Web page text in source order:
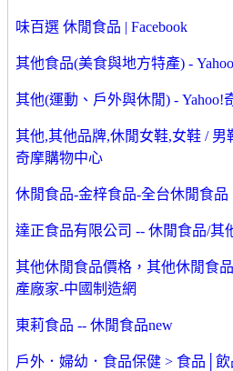
味百選 休閒食品 | Facebook
其他食品(美食與地方特產) -
其他(運動、戶外與休閒) - Yahoo!
其他,其他品牌,休閒女鞋,女鞋 / 男
奇摩購物中心
休閒食品-金梓食品-全台休閒食品
達正食品有限公司 -- 休閒食品/其
其他休閒食品價格，其他休閒食
產廠家-中國制造網
東莉食品 -- 休閒食品new
戶外．婦幼．食品保健 > 食品│